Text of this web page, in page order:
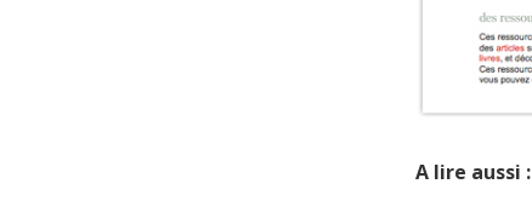
A lire aussi :